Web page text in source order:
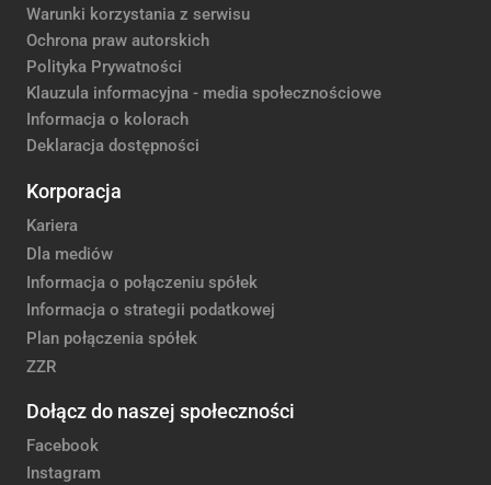
Warunki korzystania z serwisu
Ochrona praw autorskich
Polityka Prywatności
Klauzula informacyjna - media społecznościowe
Informacja o kolorach
Deklaracja dostępności
Korporacja
Kariera
Dla mediów
Informacja o połączeniu spółek
Informacja o strategii podatkowej
Plan połączenia spółek
ZZR
Dołącz do naszej społeczności
Facebook
Instagram